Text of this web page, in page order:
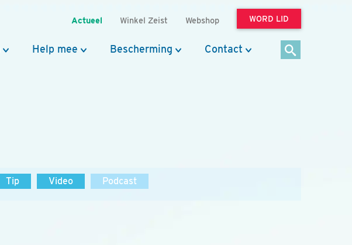
Actueel Winkel Zeist Webshop WORD LID
Help mee Bescherming Contact
Tip Video Podcast